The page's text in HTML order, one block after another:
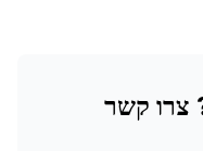
צרו קשר